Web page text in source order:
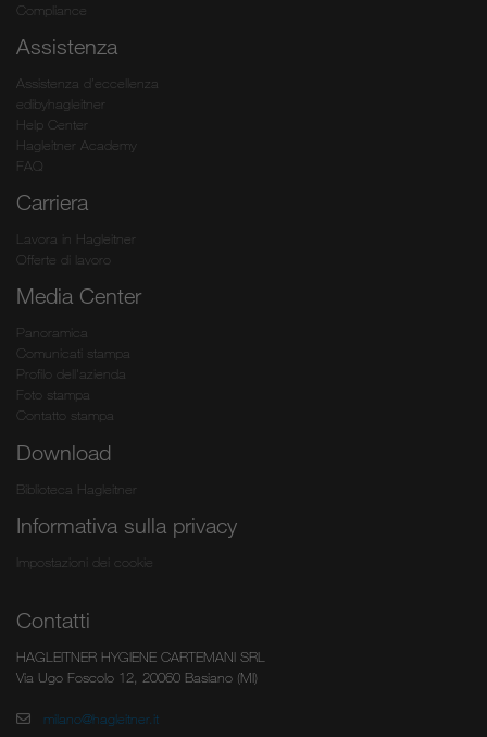
Compliance
Assistenza
Assistenza d’eccellenza
edibyhagleitner
Help Center
Hagleitner Academy
FAQ
Carriera
Lavora in Hagleitner
Offerte di lavoro
Media Center
Panoramica
Comunicati stampa
Profilo dell'azienda
Foto stampa
Contatto stampa
Download
Biblioteca Hagleitner
Informativa sulla privacy
Impostazioni dei cookie
Contatti
HAGLEITNER HYGIENE CARTEMANI SRL
Via Ugo Foscolo 12, 20060 Basiano (MI)
milano@hagleitner.it